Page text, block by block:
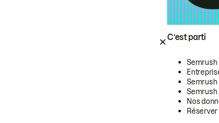
C’est parti
Semrush
Semrush
Semrush
Nos